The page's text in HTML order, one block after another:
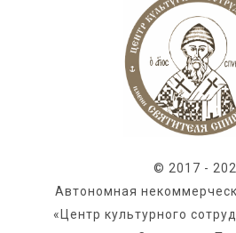
© 2017 -
Автономная
«Центр культурного